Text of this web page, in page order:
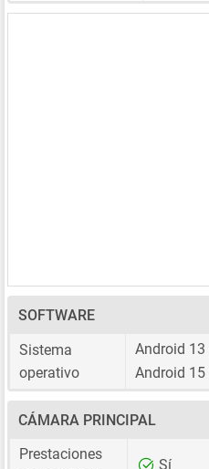
SOFTWARE
Sistema
operativo
Android 13
Android 15
CÁMARA PRINCIPAL
Prestaciones
Sí